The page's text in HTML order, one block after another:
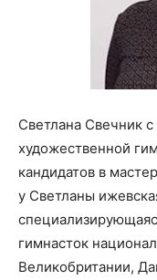
Светлана Свечник
художественной
кандидатов в
у Светланы
гимнасток
Великобритании,